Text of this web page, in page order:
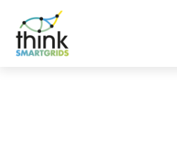
Vous devez vous identifier